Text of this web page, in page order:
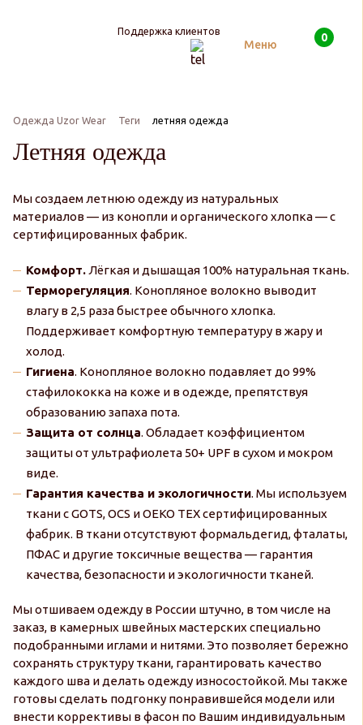
Поддержка клиентов
Меню
Поиск 0
Одежда Uzor Wear Теги летняя одежда
Летняя одежда
Мы создаем летнюю одежду из натуральных
материалов — из конопли и органического хлопка — с
сертифицированных фабрик.
Комфорт.Лёгкая и дышащая 100% натуральная ткань.
Терморегуляция. Конопляное волокно выводит
влагу в 2,5 раза быстрее обычного хлопка.
Поддерживает комфортную температуру в жару и
холод.
Гигиена. Конопляное волокно подавляет до 99%
стафилококка на коже и в одежде, препятствуя
образованию запаха пота.
Защита от солнца. Обладает коэффициентом
защиты от ультрафиолета 50+ UPF в сухом и мокром
виде.
Гарантия качества и экологичности. Мы используем
ткани с GOTS, OCS и OEKO TEX сертифицированных
фабрик. В ткани отсутствуют формальдегид, фталаты,
ПФАС и другие токсичные вещества — гарантия
качества, безопасности и экологичности тканей.
Мы отшиваем одежду в России штучно, в том числе на
заказ, в камерных швейных мастерских специально
подобранными иглами и нитями. Это позволяет бережно
сохранять структуру ткани, гарантировать качество
каждого шва и делать одежду износостойкой. Мы также
готовы сделать подгонку понравившейся модели или
внести коррективы в фасон по Вашим индивидуальным